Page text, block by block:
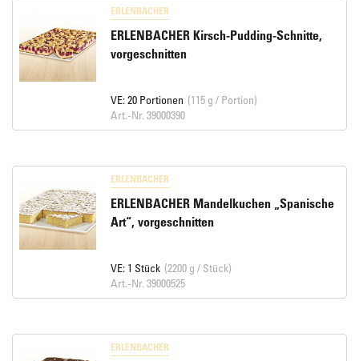
ERLENBACHER
ERLENBACHER Kirsch-Pudding-Schnitte,
vorgeschnitten
VE: 20 Portionen (115 g / Portion)
Art.-Nr. 39000390
ERLENBACHER
ERLENBACHER Mandelkuchen „Spanische
Art“, vorgeschnitten
VE: 1 Stück (2200 g / Stück)
Art.-Nr. 39000525
ERLENBACHER